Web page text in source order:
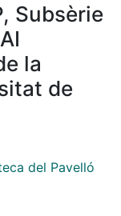
Subsèrie
la
de
del Pavelló